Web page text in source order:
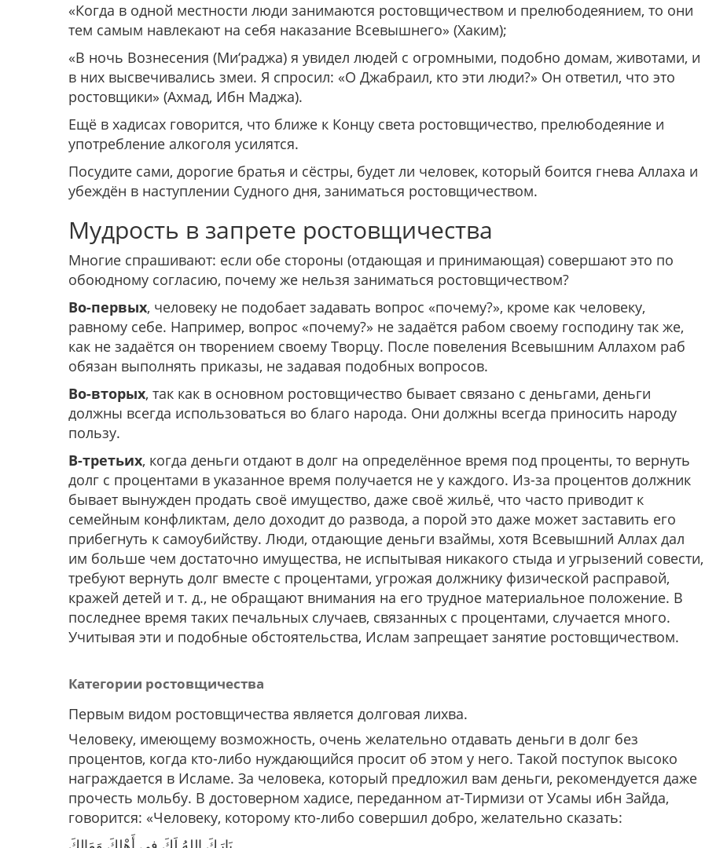
«Когда в одной местности люди занимаются ростовщичеством и прелюбодеянием, то они
тем самым навлекают на себя наказание Всевышнего» (Хаким);
«В ночь Вознесения (Ми‘раджа) я увидел людей с огромными, подобно домам, животами, и
в них высвечивались змеи. Я спросил: «О Джабраил, кто эти люди?» Он ответил, что это
ростовщики» (Ахмад, Ибн Маджа).
Ещё в хадисах говорится, что ближе к Концу света ростовщичество, прелюбодеяние и
употребление алкоголя усилятся.
Посудите сами, дорогие братья и сёстры, будет ли человек, который боится гнева Аллаха и
убеждён в наступлении Судного дня, заниматься ростовщичеством.
Мудрость в запрете ростовщичества
Многие спрашивают: если обе стороны (отдающая и принимающая) совершают это по
обоюдному согласию, почему же нельзя заниматься ростовщичеством?
Во-первых, человеку не подобает задавать вопрос «почему?», кроме как человеку,
равному себе. Например, вопрос «почему?» не задаётся рабом своему господину так же,
как не задаётся он творением своему Творцу. После повеления Всевышним Аллахом раб
обязан выполнять приказы, не задавая подобных вопросов.
Во-вторых, так как в основном ростовщичество бывает связано с деньгами, деньги
должны всегда использоваться во благо народа. Они должны всегда приносить народу
пользу.
В-третьих, когда деньги отдают в долг на определённое время под проценты, то вернуть
долг с процентами в указанное время получается не у каждого. Из-за процентов должник
бывает вынужден продать своё имущество, даже своё жильё, что часто приводит к
семейным конфликтам, дело доходит до развода, а порой это даже может заставить его
прибегнуть к самоубийству. Люди, отдающие деньги взаймы, хотя Всевышний Аллах дал
им больше чем достаточно имущества, не испытывая никакого стыда и угрызений совести,
требуют вернуть долг вместе с процентами, угрожая должнику физической расправой,
кражей детей и т. д., не обращают внимания на его трудное материальное положение. В
последнее время таких печальных случаев, связанных с процентами, случается много.
Учитывая эти и подобные обстоятельства, Ислам запрещает занятие ростовщичеством.
Категории ростовщичества
Первым видом ростовщичества является долговая лихва.
Человеку, имеющему возможность, очень желательно отдавать деньги в долг без
процентов, когда кто-либо нуждающийся просит об этом у него. Такой поступок высоко
награждается в Исламе. За человека, который предложил вам деньги, рекомендуется даже
прочесть мольбу. В достоверном хадисе, переданном ат-Тирмизи от Усамы ибн Зайда,
говорится: «Человеку, которому кто-либо совершил добро, желательно сказать: